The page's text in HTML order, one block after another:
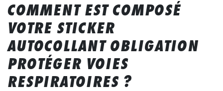
COMMENT EST COMPOSÉ
VOTRE STICKER
AUTOCOLLANT OBLIGATION
PROTÉGER VOIES
RESPIRATOIRES ?